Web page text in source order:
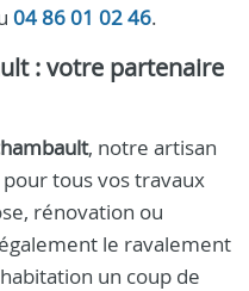
04 86 01 02 46.
: votre partenaire
, notre artisan
tous vos travaux
rénovation ou
le ravalement
un coup de